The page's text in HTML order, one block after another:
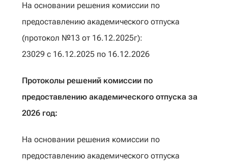
На основании решения комиссии по
предоставлению академического отпуска
(протокол №13 от 16.12.2025г):
23029 c 16.12.2025 по 16.12.2026
Протоколы решений комиссии по
предоставлению академического отпуска за
2026 год:
На основании решения комиссии по
предоставлению академического отпуска